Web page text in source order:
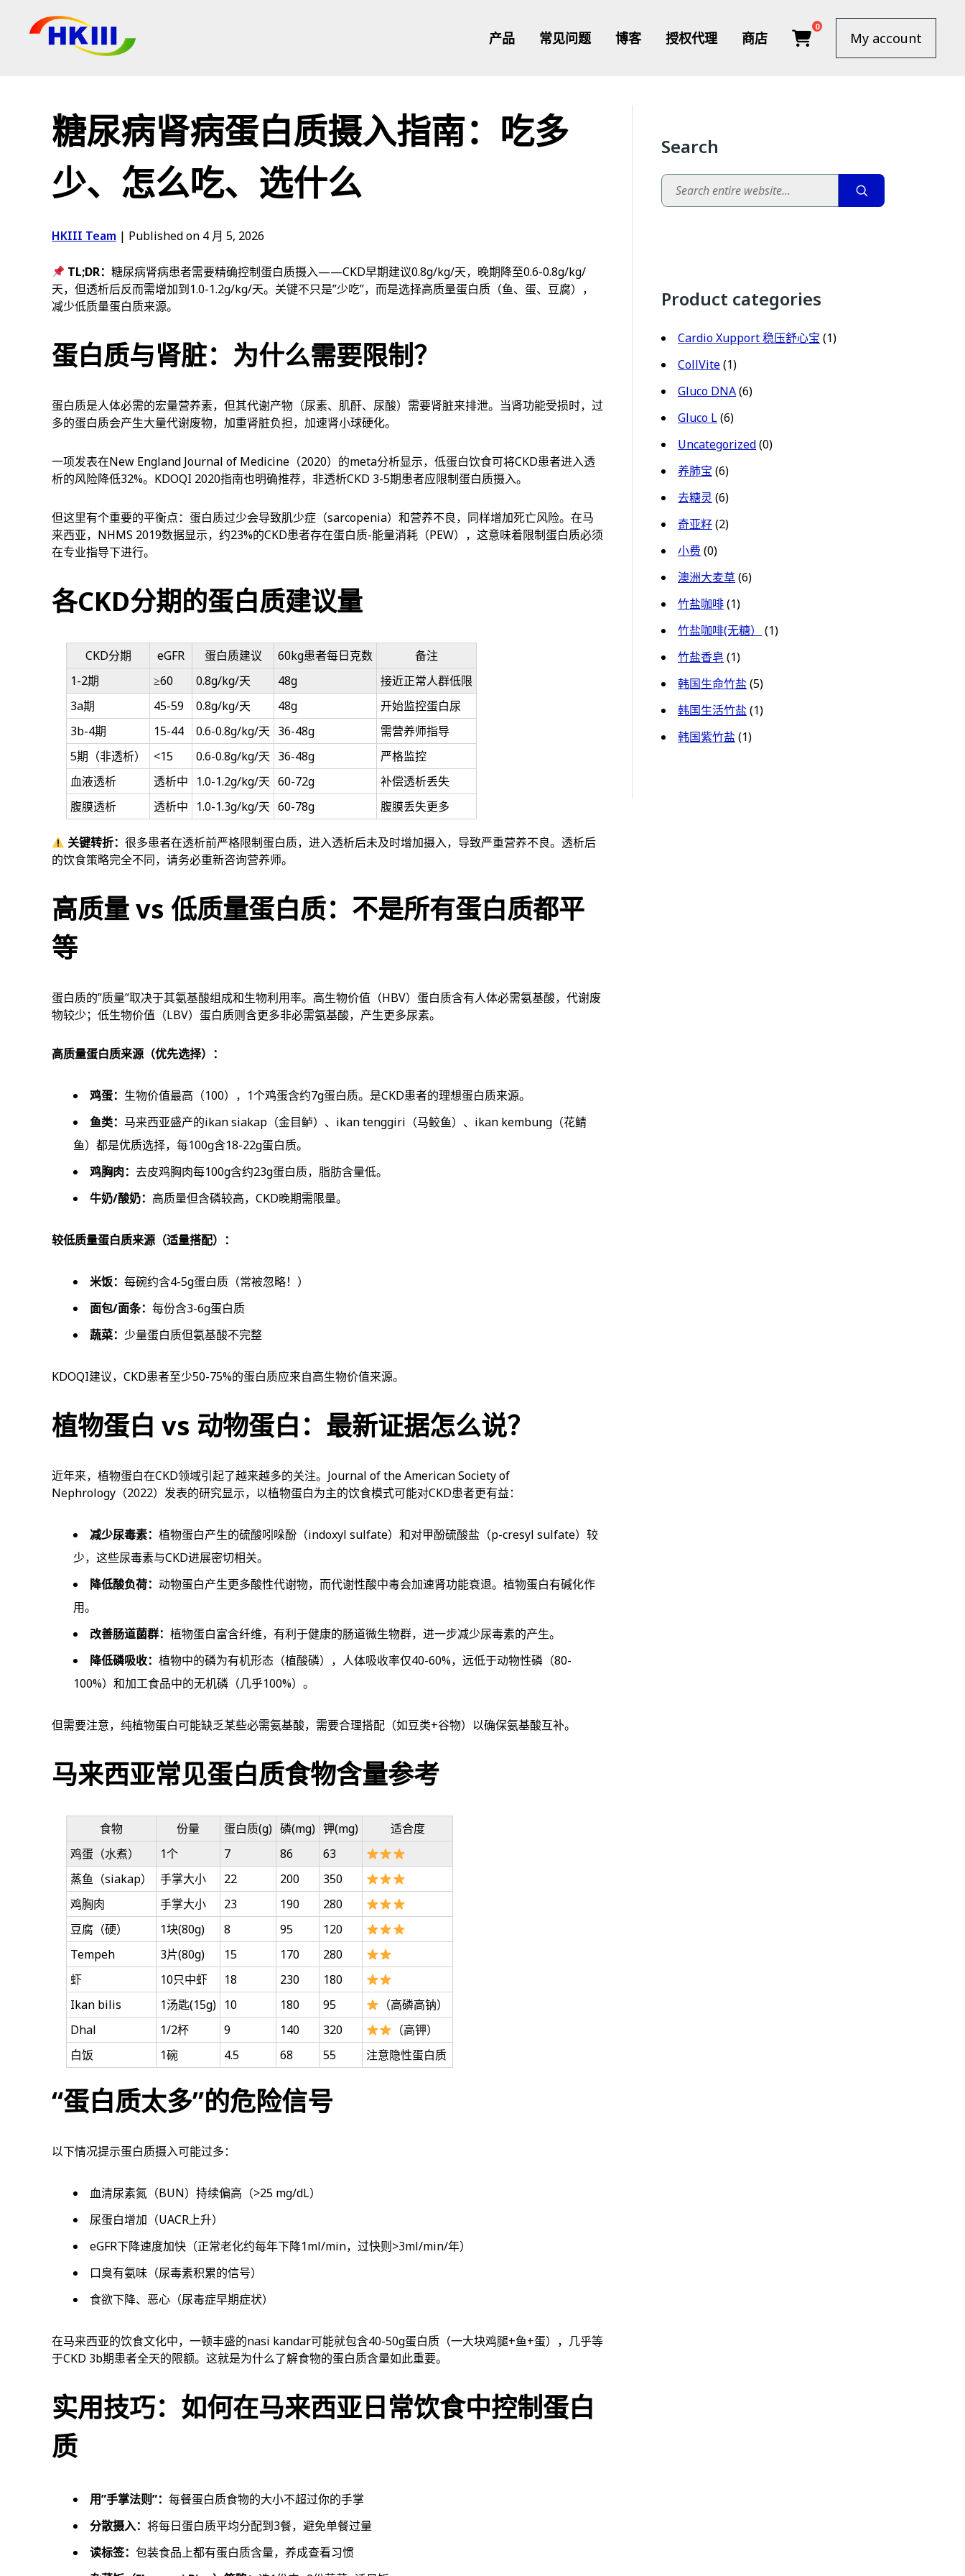
博客
商店
产品 常见问题 博客 授权代理 商店
0
My account
糖尿病肾病蛋白质摄入指南：吃多
少、怎么吃、选什么
HKIII Team | Published on 4 月 5, 2026
TL;DR：糖尿病肾病患者需要精确控制蛋白质摄入——CKD早期建议0.8g/kg/天，晚期降至0.6-0.8g/kg/
天，但透析后反而需增加到1.0-1.2g/kg/天。关键不只是”少吃”，而是选择高质量蛋白质（鱼、蛋、豆腐），
减少低质量蛋白质来源。
蛋白质与肾脏：为什么需要限制？
蛋白质是人体必需的宏量营养素，但其代谢产物（尿素、肌酐、尿酸）需要肾脏来排泄。当肾功能受损时，过
多的蛋白质会产生大量代谢废物，加重肾脏负担，加速肾小球硬化。
一项发表在New England Journal of Medicine（2020）的meta分析显示，低蛋白饮食可将CKD患者进入透
析的风险降低32%。KDOQI 2020指南也明确推荐，非透析CKD 3-5期患者应限制蛋白质摄入。
但这里有个重要的平衡点：蛋白质过少会导致肌少症（sarcopenia）和营养不良，同样增加死亡风险。在马
来西亚，NHMS 2019数据显示，约23%的CKD患者存在蛋白质-能量消耗（PEW），这意味着限制蛋白质必须
在专业指导下进行。
各CKD分期的蛋白质建议量
CKD分期 eGFR 蛋白质建议 60kg患者每日克数
备注
1-2期
≥60 0.8g/kg/天 48g
接近正常人群低限
3a期
45-59 0.8g/kg/天 48g
开始监控蛋白尿
3b-4期
15-44 0.6-0.8g/kg/天 36-48g
需营养师指导
5期（非透析）
<15 0.6-0.8g/kg/天 36-48g
严格监控
血液透析
透析中 1.0-1.2g/kg/天 60-72g
补偿透析丢失
腹膜透析
透析中 1.0-1.3g/kg/天 60-78g 腹膜丢失更多
关键转折：很多患者在透析前严格限制蛋白质，进入透析后未及时增加摄入，导致严重营养不良。透析后
的饮食策略完全不同，请务必重新咨询营养师。
高质量 vs 低质量蛋白质：不是所有蛋白质都平
等
蛋白质的”质量”取决于其氨基酸组成和生物利用率。高生物价值（HBV）蛋白质含有人体必需氨基酸，代谢废
物较少；低生物价值（LBV）蛋白质则含更多非必需氨基酸，产生更多尿素。
高质量蛋白质来源（优先选择）：
鸡蛋： 生物价值最高（100），1个鸡蛋含约7g蛋白质。是CKD患者的理想蛋白质来源。
鱼类： 马来西亚盛产的ikan siakap（金目鲈）、ikan tenggiri（马鲛鱼）、ikan kembung（花鲭
鱼）都是优质选择，每100g含18-22g蛋白质。
鸡胸肉： 去皮鸡胸肉每100g含约23g蛋白质，脂肪含量低。
牛奶/酸奶： 高质量但含磷较高，CKD晚期需限量。
较低质量蛋白质来源（适量搭配）：
米饭： 每碗约含4-5g蛋白质（常被忽略！）
面包/面条： 每份含3-6g蛋白质
蔬菜： 少量蛋白质但氨基酸不完整
KDOQI建议，CKD患者至少50-75%的蛋白质应来自高生物价值来源。
植物蛋白 vs 动物蛋白：最新证据怎么说？
近年来，植物蛋白在CKD领域引起了越来越多的关注。Journal of the American Society of
Nephrology（2022）发表的研究显示，以植物蛋白为主的饮食模式可能对CKD患者更有益：
减少尿毒素： 植物蛋白产生的硫酸吲哚酚（indoxyl sulfate）和对甲酚硫酸盐（p-cresyl sulfate）较
少，这些尿毒素与CKD进展密切相关。
降低酸负荷： 动物蛋白产生更多酸性代谢物，而代谢性酸中毒会加速肾功能衰退。植物蛋白有碱化作
用。
改善肠道菌群： 植物蛋白富含纤维，有利于健康的肠道微生物群，进一步减少尿毒素的产生。
降低磷吸收： 植物中的磷为有机形态（植酸磷），人体吸收率仅40-60%，远低于动物性磷（80-
100%）和加工食品中的无机磷（几乎100%）。
但需要注意，纯植物蛋白可能缺乏某些必需氨基酸，需要合理搭配（如豆类+谷物）以确保氨基酸互补。
马来西亚常见蛋白质食物含量参考
食物 份量 蛋白质(g) 磷(mg) 钾(mg)
适合度
鸡蛋（水煮）
1个 7 86
63
蒸鱼（siakap）
手掌大小 22 200
350
鸡胸肉
手掌大小 23 190
280
豆腐（硬）
1块(80g) 8 95
120
Tempeh
3片(80g) 15 170
280
虾
10只中虾 18 230
180
Ikan bilis
1汤匙(15g) 10 180 95
（高磷高钠）
Dhal
1/2杯 9 140 320
（高钾）
白饭
1碗 4.5 68 55 注意隐性蛋白质
“蛋白质太多”的危险信号
以下情况提示蛋白质摄入可能过多：
血清尿素氮（BUN）持续偏高（>25 mg/dL）
尿蛋白增加（UACR上升）
eGFR下降速度加快（正常老化约每年下降1ml/min，过快则>3ml/min/年）
口臭有氨味（尿毒素积累的信号）
食欲下降、恶心（尿毒症早期症状）
在马来西亚的饮食文化中，一顿丰盛的nasi kandar可能就包含40-50g蛋白质（一大块鸡腿+鱼+蛋），几乎等
于CKD 3b期患者全天的限额。这就是为什么了解食物的蛋白质含量如此重要。
实用技巧：如何在马来西亚日常饮食中控制蛋白
质
用”手掌法则”： 每餐蛋白质食物的大小不超过你的手掌
分散摄入： 将每日蛋白质平均分配到3餐，避免单餐过量
读标签： 包装食品上都有蛋白质含量，养成查看习惯
Search
Search
Product categories
Cardio Xupport 稳压舒心宝 (1)
CollVite(1)
Gluco DNA(6)
Gluco L(6)
Uncategorized(0)
养肺宝 (6)
去糖灵 (6)
奇亚籽(2)
小费 (0)
澳洲大麦草(6)
竹盐咖啡(1)
竹盐咖啡(无糖）
(1)
竹盐香皂 (1)
韩国生命竹盐 (5)
韩国生活竹盐 (1)
韩国紫竹盐 (1)